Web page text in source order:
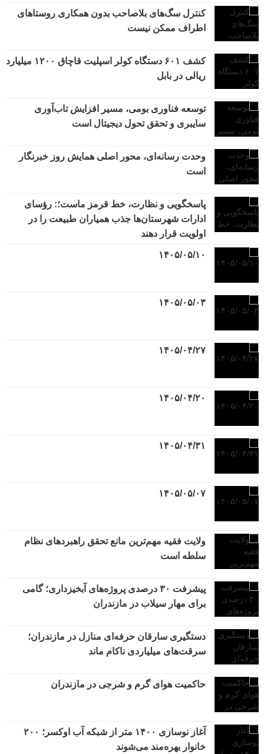
کنترل سگ‌های بلاصاحب بدون همکاری روستاهای
اطراف ممکن نیست
کشف ۶۰۱ دستگاه کولر اسپلیت قاچاق ۱۲۰۰ میلیارد
ریالی در بابل
توسعه فناوری بومی، مسیر افزایش تاب‌آوری
سایبری و تحقق تحول دیجیتال است
وحدت رسانه‌ای، محور اصلی همایش روز خبرنگار
است
پاسخگویی و نظارت، خط قرمز ماست؛: رؤسای
ادارات شهرستان‌ها جذب همیاران طبیعت را در
اولویت قرار دهند
۱۴۰۵/۰۵/۱۰
۱۴۰۵/۰۵/۰۳
۱۴۰۵/۰۴/۲۷
۱۴۰۵/۰۴/۲۰
۱۴۰۵/۰۴/۳۱
۱۴۰۵/۰۵/۰۷
ولایت فقیه مهم‌ترین مانع تحقق راهبردهای نظام
سلطه است
پیشرفت ۳۰ درصدی پروژه‌های آبخیزداری؛ گامی
برای مهار سیلاب در مازندران
دستگیری سارقان حرفه‌ای منازل در مازندران؛
سرقت‌های میلیاردی ناکام ماند
حاکمیت هوای گرم و شرجی در مازندران
آغاز نوسازی ۱۴۰۰ متر از شبکه آب اوکسر؛ ۲۰۰
خانوار بهره‌مند می‌شوند